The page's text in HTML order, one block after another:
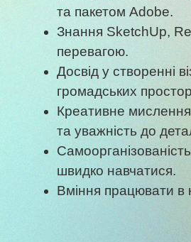
та пакетом Adobe.
Знання SketchUp,
перевагою.
Досвід у створенні
громадських
Креативне
та уважність до
швидко навчатися.
Вміння працювати в